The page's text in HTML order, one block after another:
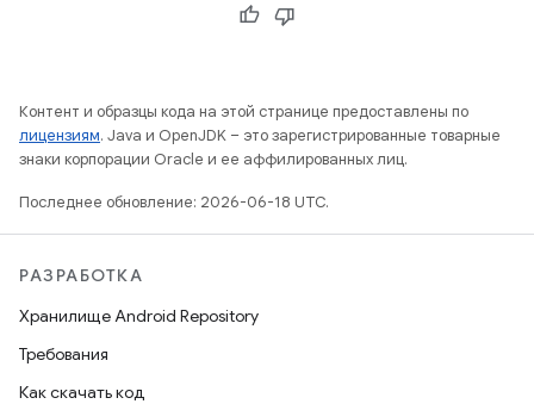
Контент и образцы кода на этой странице предоставлены по
лицензиям. Java и OpenJDK – это зарегистрированные товарные
знаки корпорации Oracle и ее аффилированных лиц.
Последнее обновление: 2026-06-18 UTC.
РАЗРАБОТКА
Хранилище Android Repository
Требования
Как скачать код